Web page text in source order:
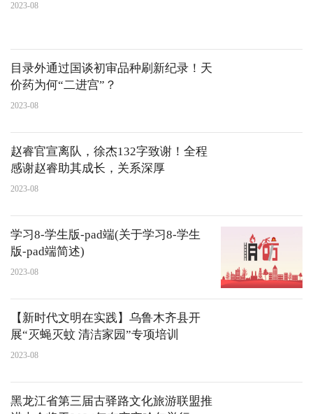
2023-08
目录外通过国谈初审品种刷新纪录！天
价药为何“二进宫”？
2023-08
赵睿官宣离队，徐杰132字致谢！全程
感谢赵睿助其成长，关系深厚
2023-08
学习8-学生版-pad端(关于学习8-学生
版-pad端简述)
2023-08
【新时代文明在实践】乌鲁木齐县开
展“灭蝇灭蚊 清洁家园”专项培训
2023-08
黑龙江省第三届古驿路文化旅游联盟推